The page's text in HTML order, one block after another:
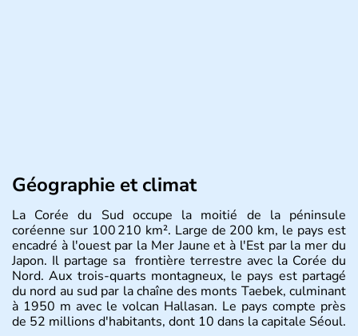
Géographie et climat
La Corée du Sud occupe la moitié de la péninsule
coréenne sur 100 210 km². Large de 200 km, le pays est
encadré à l'ouest par la Mer Jaune et à l'Est par la mer du
Japon. Il partage sa frontière terrestre avec la Corée du
Nord. Aux trois-quarts montagneux, le pays est partagé
du nord au sud par la chaîne des monts Taebek, culminant
à 1950 m avec le volcan Hallasan. Le pays compte près
de 52 millions d'habitants, dont 10 dans la capitale Séoul.